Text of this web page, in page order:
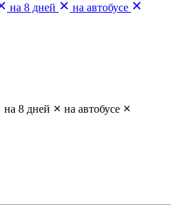
на 8 дней
на автобусе
на 8 дней
на автобусе